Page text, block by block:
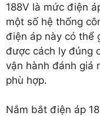
188V là mức điện
một số hệ thống
điện áp này có thể
được cách ly đúng
vận hành đánh giá
phù hợp.
Nắm bắt điện áp